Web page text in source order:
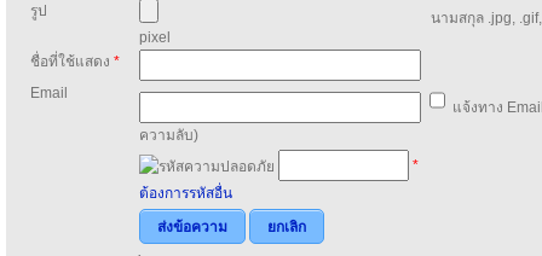
รูป
นามสกุล .jpg,
pixel
ชื่อที่ใช้แสดง *
Email
แจ้งทาง
ความลับ)
*
ต้องการรหัสอื่น
ส่งข้อความ
ยกเลิก